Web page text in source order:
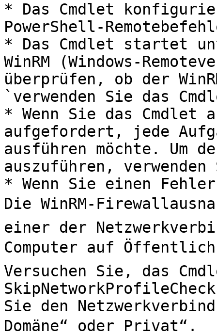
* Das Cmdlet
PowerShell-
* Das Cmdlet startet
WinRM (Windows-
überprüfen, ob der
`verwenden Sie das
* Wenn Sie das Cmdlet
aufgefordert, jede
ausführen möchte. Um
auszuführen,
* Wenn Sie einen
Die WinRM-
einer der
Computer auf
Versuchen Sie, das
Sie den
Domäne“ oder Privat“.